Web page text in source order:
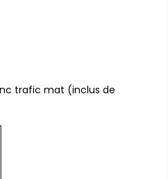
trafic mat (inclus de